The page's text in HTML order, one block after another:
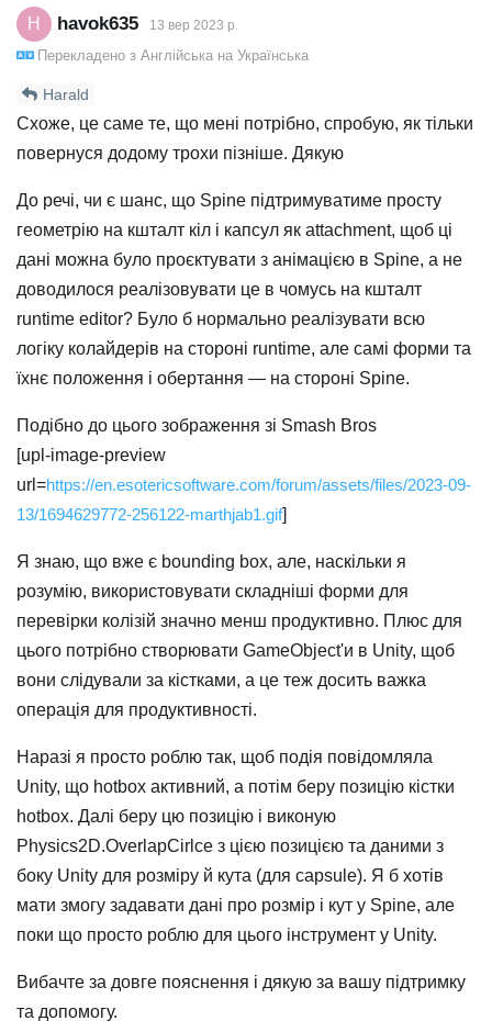
H havok635 13 вер 2023 р.
Перекладено з Англійська на Українська
Harald
Схоже, це саме те, що мені потрібно, спробую, як тільки
повернуся додому трохи пізніше. Дякую
До речі, чи є шанс, що Spine підтримуватиме просту
геометрію на кшталт кіл і капсул як attachment, щоб ці
дані можна було проєктувати з анімацією в Spine, а не
доводилося реалізовувати це в чомусь на кшталт
runtime editor? Було б нормально реалізувати всю
логіку колайдерів на стороні runtime, але самі форми та
їхнє положення і обертання — на стороні Spine.
Подібно до цього зображення зі Smash Bros
[upl-image-preview
url=https://en.esotericsoftware.com/forum/assets/files/2023-09-
13/1694629772-256122-marthjab1.gif]
Я знаю, що вже є bounding box, але, наскільки я
розумію, використовувати складніші форми для
перевірки колізій значно менш продуктивно. Плюс для
цього потрібно створювати GameObject'и в Unity, щоб
вони слідували за кістками, а це теж досить важка
операція для продуктивності.
Наразі я просто роблю так, щоб подія повідомляла
Unity, що hotbox активний, а потім беру позицію кістки
hotbox. Далі беру цю позицію і виконую
Physics2D.OverlapCirlce з цією позицією та даними з
боку Unity для розміру й кута (для capsule). Я б хотів
мати змогу задавати дані про розмір і кут у Spine, але
поки що просто роблю для цього інструмент у Unity.
Вибачте за довге пояснення і дякую за вашу підтримку
та допомогу.